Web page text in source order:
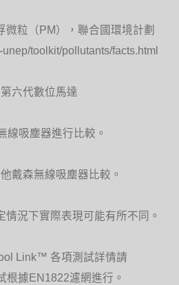
件固定即
微粒（PM），聯合國環境計劃
toolkit/pollutants/facts.html
六代數位馬達
線吸塵器進行比較。
戴森無線吸塵器比較。
情況下實際表現可能有所不同。
Link™ 各項測試詳情請
根據EN1822濾網進行。